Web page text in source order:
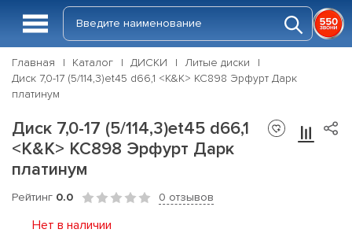
Главная Каталог ДИСКИ
Литые диски
Диск 7,0-17 (5/114,3)et45 d66,1 <K&K> КС898 Эрфурт Дарк
платинум
Диск 7,0-17 (5/114,3)et45 d66,1
<K&K> КС898 Эрфурт Дарк
платинум
Рейтинг 0.0 0 отзывов
Нет в наличии